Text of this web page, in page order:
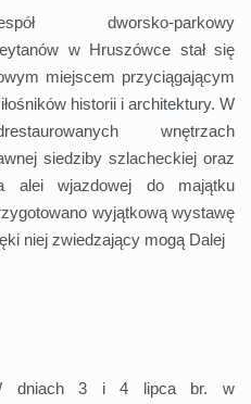
dworsko-parkowy
w Hruszówce stał się
miejscem przyciągającym
historii i architektury. W
wnętrzach
siedziby szlacheckiej oraz
alei wjazdowej do majątku
wyjątkową wystawę
niej zwiedzający mogą Dalej
dniach 3 i 4 lipca br. w